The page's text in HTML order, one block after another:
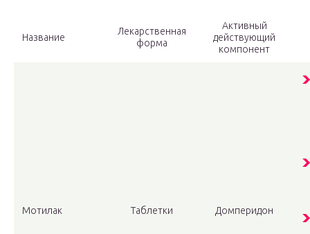
Название
Лекарственная
форма
Активный
действующий
компонент
Мотилак Таблетки Домперидон